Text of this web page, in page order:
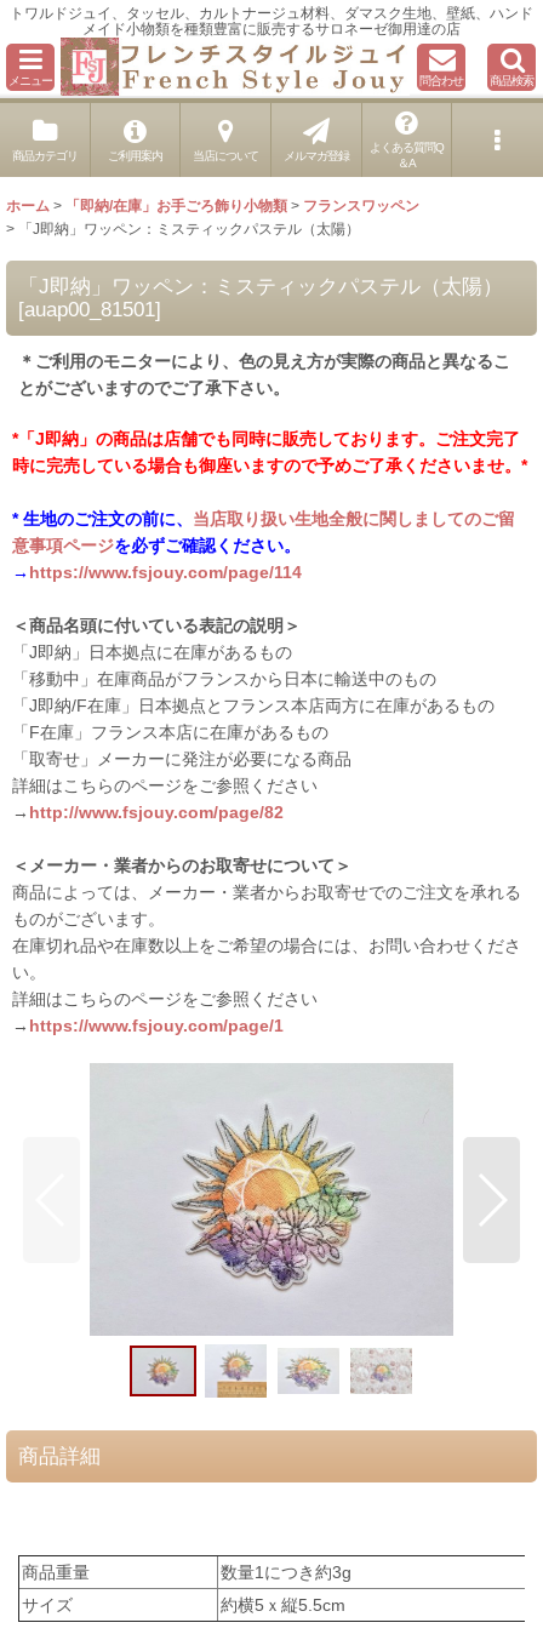
トワルドジュイ、タッセル、カルトナージュ材料、ダマスク生地、壁紙、ハンド
メイド小物類を種類豊富に販売するサロネーゼ御用達の店
メニュー 問合わせ 商品検索
商品カテゴリ ご利用案内 当店について メルマガ登録
よくある質問Q
＆A
ホーム > 「即納/在庫」お手ごろ飾り小物類 > フランスワッペン
>
「J即納」ワッペン：ミスティックパステル（太陽）
「J即納」ワッペン：ミスティックパステル（太陽）
[auap00_81501]
＊ご利用のモニターにより、色の見え方が実際の商品と異なるこ
とがございますのでご了承下さい。
*「J即納」の商品は店舗でも同時に販売しております。ご注文完了
時に完売している場合も御座いますので予めご了承くださいませ。*
* 生地のご注文の前に、 当店取り扱い生地全般に関しましてのご留
意事項ページを必ずご確認ください。
→ https://www.fsjouy.com/page/114
＜商品名頭に付いている表記の説明＞
「J即納」日本拠点に在庫があるもの
「移動中」在庫商品がフランスから日本に輸送中のもの
「J即納/F在庫」日本拠点とフランス本店両方に在庫があるもの
「F在庫」フランス本店に在庫があるもの
「取寄せ」メーカーに発注が必要になる商品
詳細はこちらのページをご参照ください
→ http://www.fsjouy.com/page/82
＜メーカー・業者からのお取寄せについて＞
商品によっては、メーカー・業者からお取寄せでのご注文を承れる
ものがございます。
在庫切れ品や在庫数以上をご希望の場合には、お問い合わせくださ
い。
詳細はこちらのページをご参照ください
→ https://www.fsjouy.com/page/1
商品詳細
商品重量
数量1につき約3g
サイズ
約横5ｘ縦5.5cm